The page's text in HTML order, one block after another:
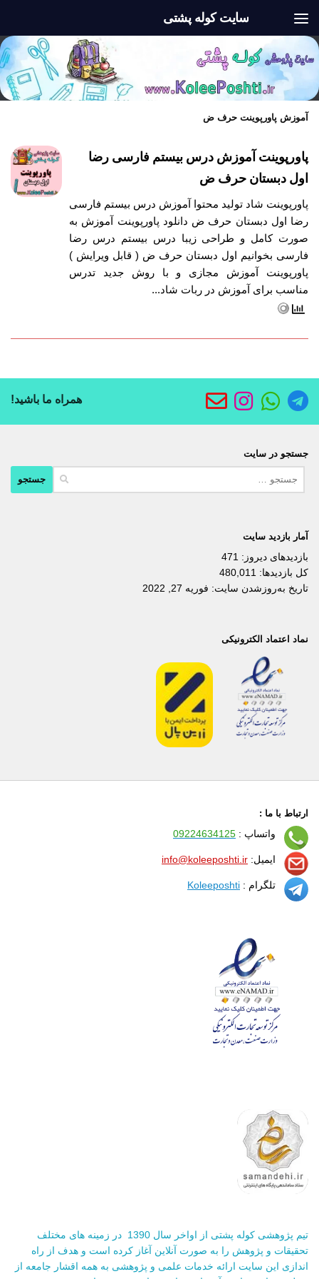
سایت کوله پشتی
آموزش پاورپوینت حرف ض
پاورپوینت آموزش درس بیستم فارسی رضا
اول دبستان حرف ض
پاورپوینت شاد تولید محتوا آموزش درس بیستم فارسی
رضا اول دبستان حرف ض دانلود پاورپوینت آموزش به
صورت کامل و طراحی زیبا درس بیستم درس رضا
فارسی بخوانیم اول دبستان حرف ض ( قابل ویرایش )
پاورپوینت آموزش مجازی و با روش جدید تدرس
مناسب برای آموزش در ربات شاد...
همراه ما باشید!
جستجو در سایت
آمار بازدید سایت
بازدیدهای دیروز: 471
کل بازدیدها: 480,011
تاریخ به‌روزشدن سایت: فوریه 27, 2022
نماد اعتماد الکترونیکی
ارتباط با ما :
واتساپ : 09224634125
ایمیل: info@koleeposhti.ir
تلگرام : Koleeposhti
تیم پژوهشی کوله پشتی از اواخر سال 1390 در زمینه های مختلف
تحقیقات و پژوهش را به صورت آنلاین آغاز کرده است و هدف از راه
اندازی این سایت ارائه خدمات علمی و پژوهشی به همه اقشار جامعه از